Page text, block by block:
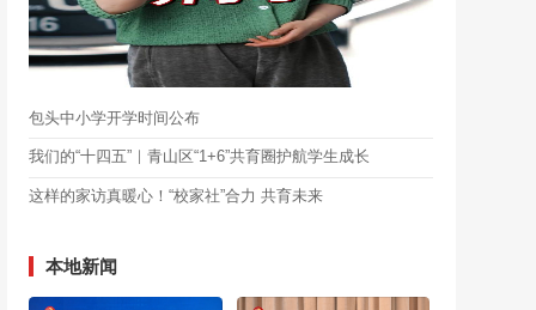
包头中小学开学时间公布
我们的“十四五”｜青山区“1+6”共育圈护航学生成长
这样的家访真暖心！“校家社”合力 共育未来
本地新闻